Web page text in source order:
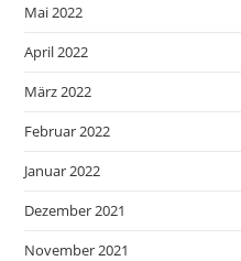
Mai 2022
April 2022
März 2022
Februar 2022
Januar 2022
Dezember 2021
November 2021